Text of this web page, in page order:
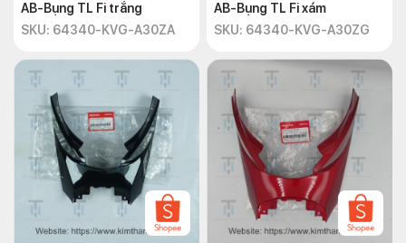
AB-Bụng TL Fi trắng
SKU: 64340-KVG-A30ZA
AB-Bụng TL Fi xám
SKU: 64340-KVG-A30ZG